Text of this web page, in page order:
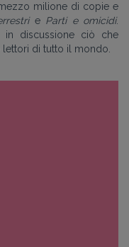
milione di copie e
e Parti e omicidi.
in discussione ciò che
di tutto il mondo.